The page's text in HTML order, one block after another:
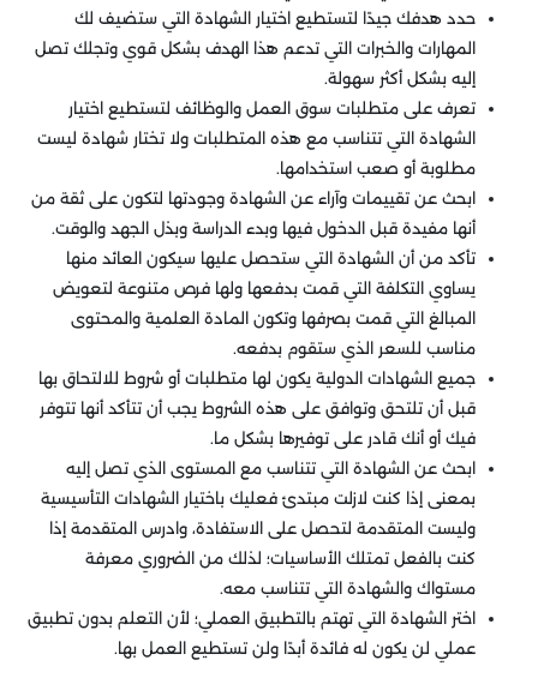
حدد هدفك جيدًا لتستطيع اختيار الشهادة التي ستضيف لك
المهارات والخبرات التي تدعم هذا الهدف بشكل قوي وتجلك تصل
إليه بشكل أكثر سهولة.
تعرف على متطلبات سوق العمل والوظائف لتستطيع اختيار
الشهادة التي تتناسب مع هذه المتطلبات ولا تختار شهادة ليست
مطلوبة أو صعب استخدامها.
ابحث عن تقييمات وآراء عن الشهادة وجودتها لتكون على ثقة من
أنها مفيدة قبل الدخول فيها وبدء الدراسة وبذل الجهد والوقت.
تأكد من أن الشهادة التي ستحصل عليها سيكون العائد منها
يساوي التكلفة التي قمت بدفعها ولها فرص متنوعة لتعويض
المبالغ التي قمت بصرفها وتكون المادة العلمية والمحتوى
مناسب للسعر الذي ستقوم بدفعه.
جميع الشهادات الدولية يكون لها متطلبات أو شروط للالتحاق بها
قبل أن تلتحق وتوافق على هذه الشروط يجب أن تتأكد أنها تتوفر
فيك أو أنك قادر على توفيرها بشكل ما.
ابحث عن الشهادة التي تتناسب مع المستوى الذي تصل إليه
بمعنى إذا كنت لازلت مبتدئ فعليك باختيار الشهادات التأسيسية
وليست المتقدمة لتحصل على الاستفادة، وادرس المتقدمة إذا
كنت بالفعل تمتلك الأساسيات؛ لذلك من الضروري معرفة
مستواك والشهادة التي تتناسب معه.
اختر الشهادة التي تهتم بالتطبيق العملي؛ لأن التعلم بدون تطبيق
عملي لن يكون له فائدة أبدًا ولن تستطيع العمل بها.